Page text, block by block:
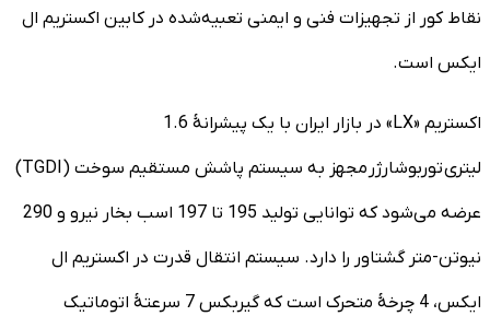
نقاط کور از تجهیزات فنی و ایمنی تعبیه‌شده در کابین اکستریم ال
ایکس است.
اکستریم «LX» در بازار ایران با یک پیشرانۀ 1.6
لیتری توربوشارژر مجهز به سیستم پاشش مستقیم سوخت (TGDI)
عرضه می‌شود که توانایی تولید 195 تا 197 اسب بخار نیرو و 290
نیوتن-متر گشتاور را دارد. سیستم انتقال قدرت در اکستریم ال
ایکس، 4 چرخۀ متحرک است که گیربکس 7 سرعتۀ اتوماتیک